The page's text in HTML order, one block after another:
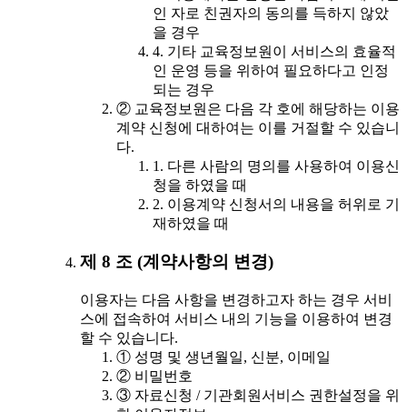
인 자로 친권자의 동의를 득하지 않았
을 경우
4. 기타 교육정보원이 서비스의 효율적
인 운영 등을 위하여 필요하다고 인정
되는 경우
② 교육정보원은 다음 각 호에 해당하는 이용
계약 신청에 대하여는 이를 거절할 수 있습니
다.
1. 다른 사람의 명의를 사용하여 이용신
청을 하였을 때
2. 이용계약 신청서의 내용을 허위로 기
재하였을 때
제 8 조 (계약사항의 변경)
이용자는 다음 사항을 변경하고자 하는 경우 서비
스에 접속하여 서비스 내의 기능을 이용하여 변경
할 수 있습니다.
① 성명 및 생년월일, 신분, 이메일
② 비밀번호
③ 자료신청 / 기관회원서비스 권한설정을 위